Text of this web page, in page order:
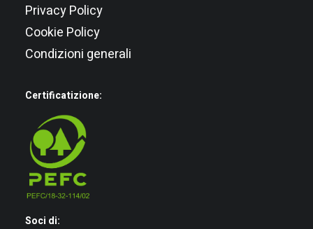
Privacy Policy
Cookie Policy
Condizioni generali
Certificatizione:
Soci di: